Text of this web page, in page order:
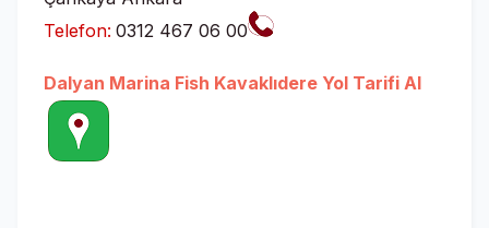
Telefon: 0312 467 06 00
Dalyan Marina Fish Kavaklıdere Yol Tarifi Al